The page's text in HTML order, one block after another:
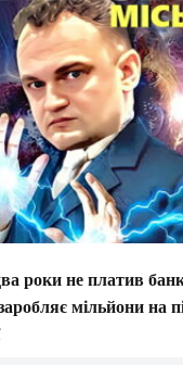
роки не платив
мільйони на